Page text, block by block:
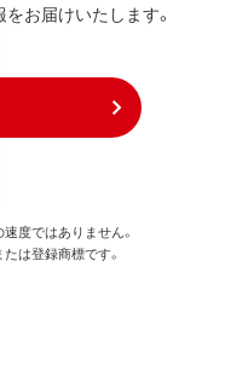
お届けいたします。
度ではありません。
は登録商標です。